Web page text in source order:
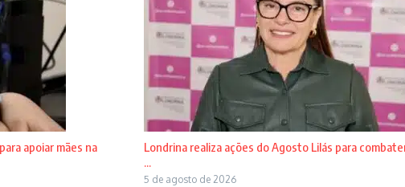
apoiar mães na
Londrina realiza ações do Agosto Lilás para
...
5 de agosto de 2026